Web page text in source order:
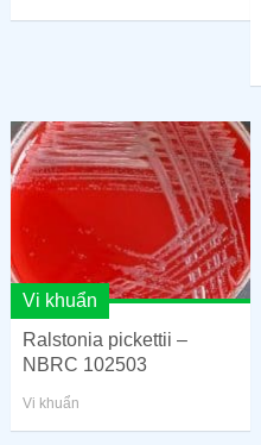
Vi khuẩn
Ralstonia pickettii –
NBRC 102503
Vi khuẩn